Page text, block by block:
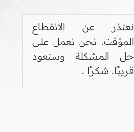
نعتذر عن الانقطاع
المؤقت. نحن نعمل على
حل المشكلة وسنعود
قريبًا. شكرًا .